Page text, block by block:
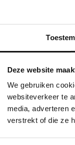
Deze website
We gebruiken
websiteverkeer te
media, adverteren
verstrekt of die ze
in de
zijn op zoek
Als de bloemen
de machine.
voor
detail heeft om